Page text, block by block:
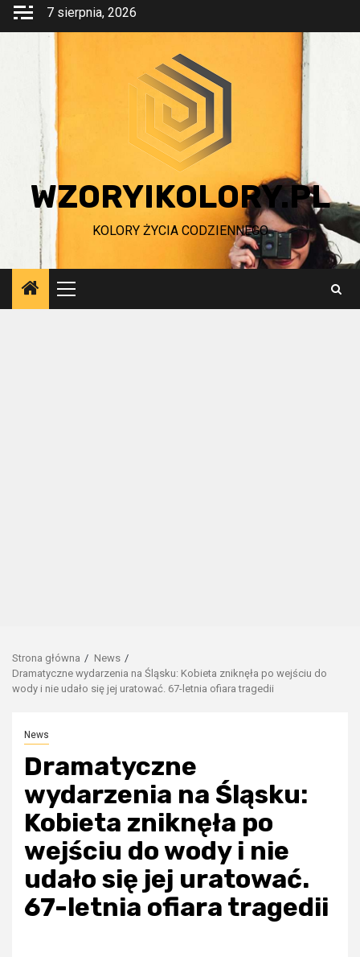
Przejdź
7 sierpnia, 2026
WZORYIKOLORY.PL
KOLORY ŻYCIA CODZIENNEGO
Menu
główne
Strona główna
News
Dramatyczne wydarzenia na Śląsku: Kobieta zniknęła po wejściu do
wody i nie udało się jej uratować. 67-letnia ofiara tragedii
News
Dramatyczne
wydarzenia na Śląsku:
Kobieta zniknęła po
wejściu do wody i nie
udało się jej uratować.
67-letnia ofiara tragedii